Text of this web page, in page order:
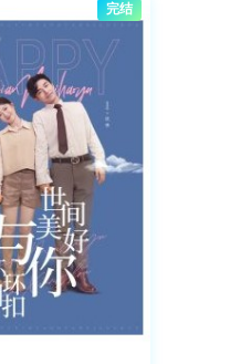
完结